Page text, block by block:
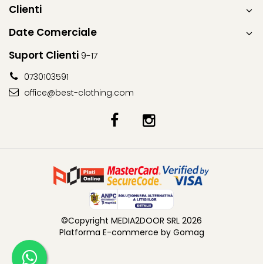
Clienti
Date Comerciale
Suport Clienti 9-17
0730103591
office@best-clothing.com
©Copyright MEDIA2DOOR SRL 2026
Platforma E-commerce by Gomag